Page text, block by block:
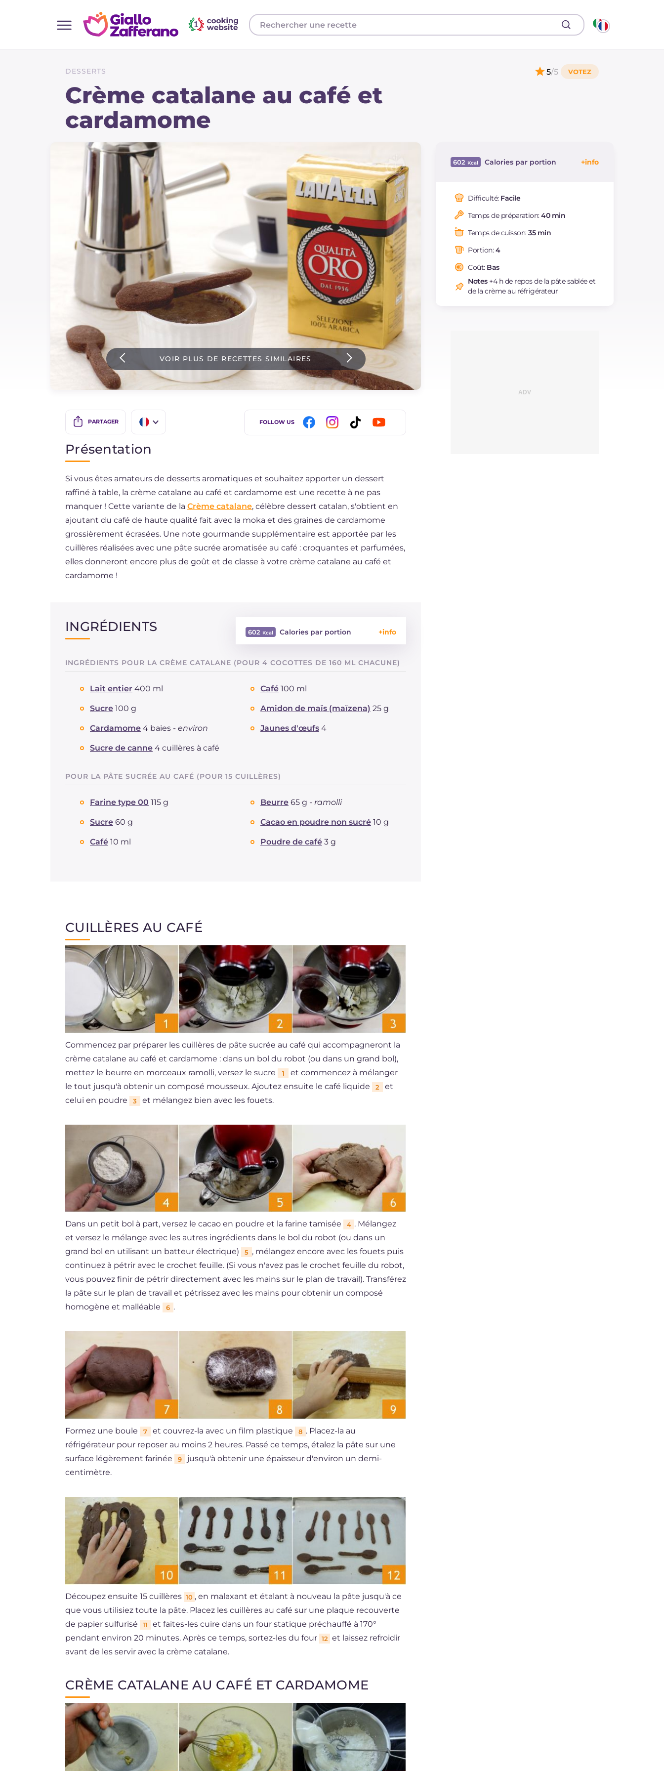
Toutes les recettes
Plats principaux
Gateaux et patisserie
Dernieres recettes
Instagram
YouTube
DESSERTS
Crème catalane au café et
cardamome
5/5
VOIR PLUS DE RECETTES SIMILAIRES
PARTAGER
DE
BR
FOLLOW US
602 Calories par portion
Dont sucres
Protéine g
Graisses
saturés
Fibre
Cholestérol
Sodium mg
Difficulté: Facile
Temps de préparation:40 min
Temps de cuisson:35 min
Portion:4
Coût: Bas
Notes+4 h de repos de la pâte sablée et
de la crème au réfrigérateur
Présentation
Si vous êtes amateurs de desserts aromatiques et souhaitez apporter un dessert
raffiné à table, la crème catalane au café et cardamome est une recette à ne pas
manquer ! Cette variante de la Crème catalane, célèbre dessert catalan, s'obtient en
ajoutant du café de haute qualité fait avec la moka et des graines de cardamome
grossièrement écrasées. Une note gourmande supplémentaire est apportée par les
cuillères réalisées avec une pâte sucrée aromatisée au café : croquantes et parfumées,
elles donneront encore plus de goût et de classe à votre crème catalane au café et
cardamome !
INGRÉDIENTS 602 Calories par portion
Glucides g 86.2
Protéine
Graisses
dont acides gras saturés 12.5
Fibre
INGRÉDIENTS POUR LA CRÈME CATALANE (POUR 4 COCOTTES DE 160 ML CHACUNE)
Lait entier 400 ml Café 100 ml
Sucre 100 g Amidon de maïs (maïzena) 25 g
Cardamome 4 baies - environ Jaunes d'œufs 4
Sucre de canne 4 cuillères à café
POUR LA PÂTE SUCRÉE AU CAFÉ (POUR 15 CUILLÈRES)
Farine type 00 115 g Beurre 65 g - ramolli
Sucre 60 g Cacao en poudre non sucré 10 g
Café 10 ml Poudre de café 3 g
CUILLÈRES AU CAFÉ
Commencez par préparer les cuillères de pâte sucrée au café qui accompagneront la
crème catalane au café et cardamome : dans un bol du robot (ou dans un grand bol),
mettez le beurre en morceaux ramolli, versez le sucre
1
et commencez à mélanger
le tout jusqu'à obtenir un composé mousseux. Ajoutez ensuite le café liquide
2
et
celui en poudre
3 et mélangez bien avec les fouets.
Dans un petit bol à part, versez le cacao en poudre et la farine tamisée 4 . Mélangez
et versez le mélange avec les autres ingrédients dans le bol du robot (ou dans un
grand bol en utilisant un batteur électrique)
5 , mélangez encore avec les fouets puis
continuez à pétrir avec le crochet feuille. (Si vous n'avez pas le crochet feuille du robot,
vous pouvez finir de pétrir directement avec les mains sur le plan de travail). Transférez
la pâte sur le plan de travail et pétrissez avec les mains pour obtenir un composé
homogène et malléable
6 .
Formez une boule 7 et couvrez-la avec un film plastique 8 . Placez-la au
réfrigérateur pour reposer au moins 2 heures. Passé ce temps, étalez la pâte sur une
surface légèrement farinée
9
jusqu'à obtenir une épaisseur d'environ un demi-
centimètre.
Découpez ensuite 15 cuillères 10 , en malaxant et étalant à nouveau la pâte jusqu'à ce
que vous utilisiez toute la pâte. Placez les cuillères au café sur une plaque recouverte
de papier sulfurisé
11
et faites-les cuire dans un four statique préchauffé à 170°
pendant environ 20 minutes. Après ce temps, sortez-les du four 12 et laissez refroidir
avant de les servir avec la crème catalane.
CRÈME CATALANE AU CAFÉ ET CARDAMOME